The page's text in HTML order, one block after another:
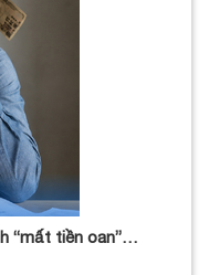
“mất tiền oan”…